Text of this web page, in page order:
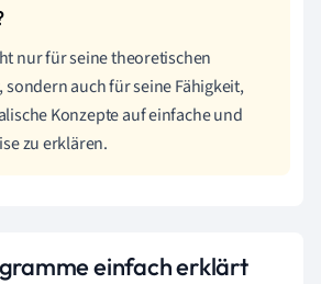
nur für seine theoretischen
sondern auch für seine Fähigkeit,
Konzepte auf einfache und
zu erklären.
einfach erklärt